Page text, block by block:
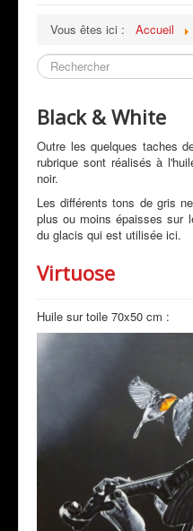
Galeries
Mon Actualité
Expositions
Revue de Presse
Peintres & Amis
Livre d'Or
Vous êtes ici : Accueil
Rechercher
Black & White
Outre les quelques taches
rubrique sont réalisés à
noir.
Les différents tons de gris
plus ou moins épaisses sur
du glacis qui est utilisée ici.
Virtuose
Huile sur toile 70x50 cm :